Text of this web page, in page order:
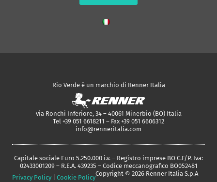
Rio Verde è un marchio di Renner Italia
via Ronchi Inferiore, 34 – 40061 Minerbio (BO) Italia
Tel +39 051 6618211 – Fax +39 051 6606312
info@renneritalia.com
Capitale sociale Euro 5.250.000 i.v. – Registro imprese BO C.F/P. Iva:
02433001209 – R.E.A. 439235 – Codice meccanografico BO052481
Privacy Policy
Cookie Policy
Copyright © 2026 Renner Italia S.p.A